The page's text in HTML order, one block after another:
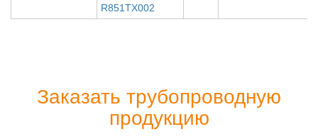
R851TX002
Заказать трубопроводную
продукцию